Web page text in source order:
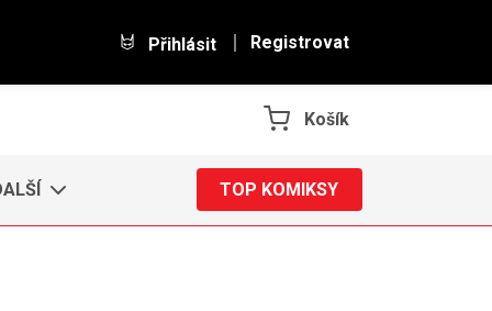
Přihlásit Registrovat
Košík
TOP KOMIKSY